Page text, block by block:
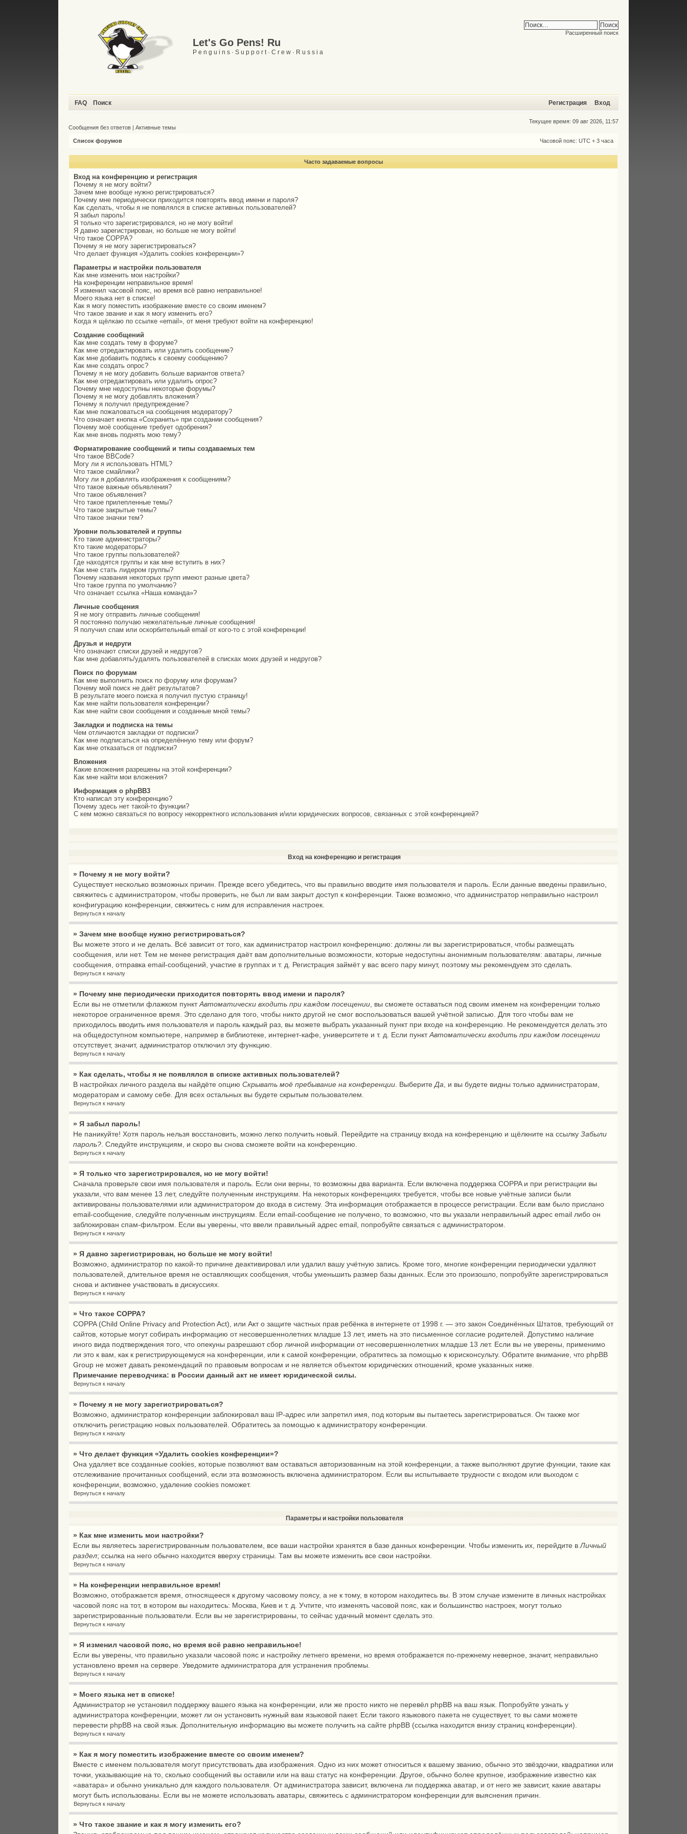
Let's Go Pens! Ru
P e n g u i n s · S u p p o r t · C r e w · R u s s i a
Расширенный поиск
FAQ Поиск Регистрация Вход
Текущее время: 09 авг 2026, 11:57
Сообщения без ответов |Активные темы
Список форумов Часовой пояс: UTC + 3 часа
Часто задаваемые вопросы
Вход на конференцию и регистрация
Почему я не могу войти?
Зачем мне вообще нужно регистрироваться?
Почему мне периодически приходится повторять ввод имени и пароля?
Как сделать, чтобы я не появлялся в списке активных пользователей?
Я забыл пароль!
Я только что зарегистрировался, но не могу войти!
Я давно зарегистрирован, но больше не могу войти!
Что такое COPPA?
Почему я не могу зарегистрироваться?
Что делает функция «Удалить cookies конференции»?
Параметры и настройки пользователя
Как мне изменить мои настройки?
На конференции неправильное время!
Я изменил часовой пояс, но время всё равно неправильное!
Моего языка нет в списке!
Как я могу поместить изображение вместе со своим именем?
Что такое звание и как я могу изменить его?
Когда я щёлкаю по ссылке «email», от меня требуют войти на конференцию!
Создание сообщений
Как мне создать тему в форуме?
Как мне отредактировать или удалить сообщение?
Как мне добавить подпись к своему сообщению?
Как мне создать опрос?
Почему я не могу добавить больше вариантов ответа?
Как мне отредактировать или удалить опрос?
Почему мне недоступны некоторые форумы?
Почему я не могу добавлять вложения?
Почему я получил предупреждение?
Как мне пожаловаться на сообщения модератору?
Что означает кнопка «Сохранить» при создании сообщения?
Почему моё сообщение требует одобрения?
Как мне вновь поднять мою тему?
Форматирование сообщений и типы создаваемых тем
Что такое BBCode?
Могу ли я использовать HTML?
Что такое смайлики?
Могу ли я добавлять изображения к сообщениям?
Что такое важные объявления?
Что такое объявления?
Что такое прилепленные темы?
Что такое закрытые темы?
Что такое значки тем?
Уровни пользователей и группы
Кто такие администраторы?
Кто такие модераторы?
Что такое группы пользователей?
Где находятся группы и как мне вступить в них?
Как мне стать лидером группы?
Почему названия некоторых групп имеют разные цвета?
Что такое группа по умолчанию?
Что означает ссылка «Наша команда»?
Личные сообщения
Я не могу отправить личные сообщения!
Я постоянно получаю нежелательные личные сообщения!
Я получил спам или оскорбительный email от кого-то с этой конференции!
Друзья и недруги
Что означают списки друзей и недругов?
Как мне добавлять/удалять пользователей в списках моих друзей и недругов?
Поиск по форумам
Как мне выполнить поиск по форуму или форумам?
Почему мой поиск не даёт результатов?
В результате моего поиска я получил пустую страницу!
Как мне найти пользователя конференции?
Как мне найти свои сообщения и созданные мной темы?
Закладки и подписка на темы
Чем отличаются закладки от подписки?
Как мне подписаться на определённую тему или форум?
Как мне отказаться от подписки?
Вложения
Какие вложения разрешены на этой конференции?
Как мне найти мои вложения?
Информация о phpBB3
Кто написал эту конференцию?
Почему здесь нет такой-то функции?
С кем можно связаться по вопросу некорректного использования и/или юридических вопросов, связанных с этой конференцией?
Вход на конференцию и регистрация
» Почему я не могу войти?
Существует несколько возможных причин. Прежде всего убедитесь, что вы правильно вводите имя пользователя и пароль. Если данные введены правильно,
свяжитесь с администратором, чтобы проверить, не был ли вам закрыт доступ к конференции. Также возможно, что администратор неправильно настроил
конфигурацию конференции, свяжитесь с ним для исправления настроек.
Вернуться к началу
» Зачем мне вообще нужно регистрироваться?
Вы можете этого и не делать. Всё зависит от того, как администратор настроил конференцию: должны ли вы зарегистрироваться, чтобы размещать
сообщения, или нет. Тем не менее регистрация даёт вам дополнительные возможности, которые недоступны анонимным пользователям: аватары, личные
сообщения, отправка email-сообщений, участие в группах и т. д. Регистрация займёт у вас всего пару минут, поэтому мы рекомендуем это сделать.
Вернуться к началу
» Почему мне периодически приходится повторять ввод имени и пароля?
Если вы не отметили флажком пунктАвтоматически входить при каждом посещении , вы сможете оставаться под своим именем на конференции только
некоторое ограниченное время. Это сделано для того, чтобы никто другой не смог воспользоваться вашей учётной записью. Для того чтобы вам не
приходилось вводить имя пользователя и пароль каждый раз, вы можете выбрать указанный пункт при входе на конференцию. Не рекомендуется делать это
на общедоступном компьютере, например в библиотеке, интернет-кафе, университете и т. д. Если пунктАвтоматически входить при каждом посещении
отсутствует, значит, администратор отключил эту функцию.
Вернуться к началу
» Как сделать, чтобы я не появлялся в списке активных пользователей?
В настройках личного раздела вы найдёте опциюСкрывать моё пребывание на конференции . ВыберитеДа , и вы будете видны только администраторам,
модераторам и самому себе. Для всех остальных вы будете скрытым пользователем.
Вернуться к началу
» Я забыл пароль!
Не паникуйте! Хотя пароль нельзя восстановить, можно легко получить новый. Перейдите на страницу входа на конференцию и щёлкните на ссылкуЗабыли
пароль? . Следуйте инструкциям, и скоро вы снова сможете войти на конференцию.
Вернуться к началу
» Я только что зарегистрировался, но не могу войти!
Сначала проверьте свои имя пользователя и пароль. Если они верны, то возможны два варианта. Если включена поддержка COPPA и при регистрации вы
указали, что вам менее 13 лет, следуйте полученным инструкциям. На некоторых конференциях требуется, чтобы все новые учётные записи были
активированы пользователями или администратором до входа в систему. Эта информация отображается в процессе регистрации. Если вам было прислано
email-сообщение, следуйте полученным инструкциям. Если email-сообщение не получено, то возможно, что вы указали неправильный адрес email либо он
заблокирован спам-фильтром. Если вы уверены, что ввели правильный адрес email, попробуйте связаться с администратором.
Вернуться к началу
» Я давно зарегистрирован, но больше не могу войти!
Возможно, администратор по какой-то причине деактивировал или удалил вашу учётную запись. Кроме того, многие конференции периодически удаляют
пользователей, длительное время не оставляющих сообщения, чтобы уменьшить размер базы данных. Если это произошло, попробуйте зарегистрироваться
снова и активнее участвовать в дискуссиях.
Вернуться к началу
» Что такое COPPA?
COPPA (Child Online Privacy and Protection Act), или Акт о защите частных прав ребёнка в интернете от 1998 г. — это закон Соединённых Штатов, требующий от
сайтов, которые могут собирать информацию от несовершеннолетних младше 13 лет, иметь на это письменное согласие родителей. Допустимо наличие
иного вида подтверждения того, что опекуны разрешают сбор личной информации от несовершеннолетних младше 13 лет. Если вы не уверены, применимо
ли это к вам, как к регистрирующемуся на конференции, или к самой конференции, обратитесь за помощью к юрисконсульту. Обратите внимание, что phpBB
Group не может давать рекомендаций по правовым вопросам и не является объектом юридических отношений, кроме указанных ниже.
Примечание переводчика: в России данный акт не имеет юридической силы.
Вернуться к началу
» Почему я не могу зарегистрироваться?
Возможно, администратор конференции заблокировал ваш IP-адрес или запретил имя, под которым вы пытаетесь зарегистрироваться. Он также мог
отключить регистрацию новых пользователей. Обратитесь за помощью к администратору конференции.
Вернуться к началу
» Что делает функция «Удалить cookies конференции»?
Она удаляет все созданные cookies, которые позволяют вам оставаться авторизованным на этой конференции, а также выполняют другие функции, такие как
отслеживание прочитанных сообщений, если эта возможность включена администратором. Если вы испытываете трудности с входом или выходом с
конференции, возможно, удаление cookies поможет.
Вернуться к началу
Параметры и настройки пользователя
» Как мне изменить мои настройки?
Если вы являетесь зарегистрированным пользователем, все ваши настройки хранятся в базе данных конференции. Чтобы изменить их, перейдите вЛичный
раздел; ссылка на него обычно находится вверху страницы. Там вы можете изменить все свои настройки.
Вернуться к началу
» На конференции неправильное время!
Возможно, отображается время, относящееся к другому часовому поясу, а не к тому, в котором находитесь вы. В этом случае измените в личных настройках
часовой пояс на тот, в котором вы находитесь: Москва, Киев и т. д. Учтите, что изменять часовой пояс, как и большинство настроек, могут только
зарегистрированные пользователи. Если вы не зарегистрированы, то сейчас удачный момент сделать это.
Вернуться к началу
» Я изменил часовой пояс, но время всё равно неправильное!
Если вы уверены, что правильно указали часовой пояс и настройку летнего времени, но время отображается по-прежнему неверное, значит, неправильно
установлено время на сервере. Уведомите администратора для устранения проблемы.
Вернуться к началу
» Моего языка нет в списке!
Администратор не установил поддержку вашего языка на конференции, или же просто никто не перевёл phpBB на ваш язык. Попробуйте узнать у
администратора конференции, может ли он установить нужный вам языковой пакет. Если такого языкового пакета не существует, то вы сами можете
перевести phpBB на свой язык. Дополнительную информацию вы можете получить на сайте phpBB (ссылка находится внизу страниц конференции).
Вернуться к началу
» Как я могу поместить изображение вместе со своим именем?
Вместе с именем пользователя могут присутствовать два изображения. Одно из них может относиться к вашему званию, обычно это звёздочки, квадратики или
точки, указывающие на то, сколько сообщений вы оставили или на ваш статус на конференции. Другое, обычно более крупное, изображение известно как
«аватара» и обычно уникально для каждого пользователя. От администратора зависит, включена ли поддержка аватар, и от него же зависит, какие аватары
могут быть использованы. Если вы не можете использовать аватары, свяжитесь с администратором конференции для выяснения причин.
Вернуться к началу
» Что такое звание и как я могу изменить его?